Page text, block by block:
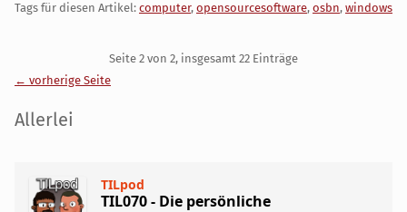
Tags für diesen Artikel: computer, opensourcesoftware, osbn, windows
Seite 2 von 2, insgesamt 22 Einträge
← vorherige Seite
Seitenleiste
Allerlei